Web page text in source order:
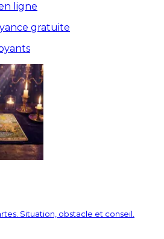
ligne
gratuite
Situation, obstacle et conseil.